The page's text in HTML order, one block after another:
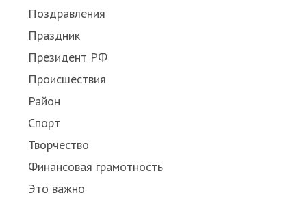
Поздравления
Праздник
Президент РФ
Происшествия
Район
Спорт
Творчество
Финансовая грамотность
Это важно